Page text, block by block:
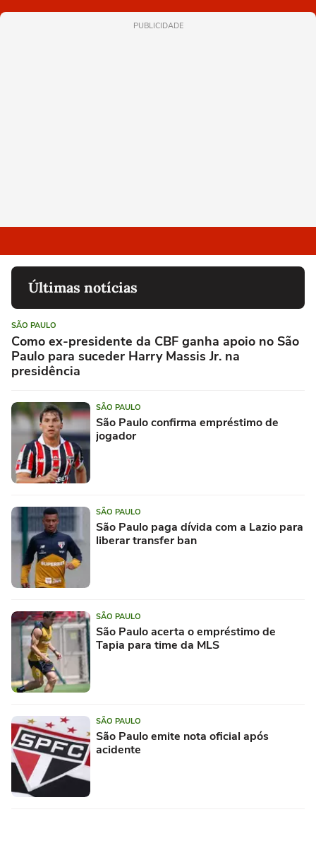
PUBLICIDADE
Últimas notícias
SÃO PAULO
Como ex-presidente da CBF ganha apoio no São
Paulo para suceder Harry Massis Jr. na
presidência
SÃO PAULO
São Paulo confirma empréstimo de
jogador
SÃO PAULO
São Paulo paga dívida com a Lazio para
liberar transfer ban
SÃO PAULO
São Paulo acerta o empréstimo de
Tapia para time da MLS
SÃO PAULO
São Paulo emite nota oficial após
acidente